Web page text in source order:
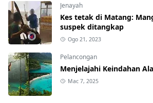
Jenayah
Kes tetak di Matang:
suspek ditangkap
Ogo 21, 2023
Pelancongan
Menjelajahi Keindahan
Mac 7, 2025